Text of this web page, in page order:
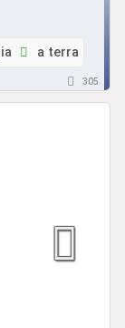
a terra
305